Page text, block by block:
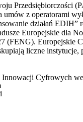
Przedsiębiorczości
umów z operatorami
działań EDIH”
Europejskie dla
(FENG). Europejskie
liczne instytucje,